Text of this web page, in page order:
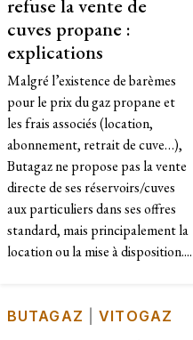
refuse la vente de
cuves propane :
explications
​Malgré l’existence de barèmes
pour le prix du gaz propane et
les frais associés (location,
abonnement, retrait de cuve…),
Butagaz ne propose pas la vente
directe de ses réservoirs/cuves
aux particuliers dans ses offres
standard, mais principalement la
location ou la mise à disposition....
BUTAGAZ |VITOGAZ